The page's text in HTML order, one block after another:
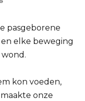
pasgeborene
elke beweging
kon voeden,
onze